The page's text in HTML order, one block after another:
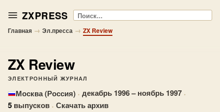
ZXPRESS Поиск
Главная → Эл.пресса → ZX Review
ZX Review
ЭЛЕКТРОННЫЙ ЖУРНАЛ
Москва (Россия) · декабрь 1996 – ноябрь 1997 ·
5 выпусков · Скачать архив